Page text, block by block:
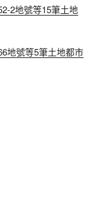
2地號等15筆土地
地號等5筆土地都市